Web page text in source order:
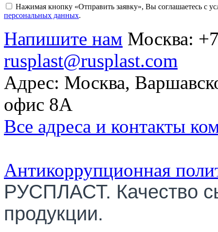
Нажимая кнопку «Отправить заявку», Вы соглашаетесь с
персональных данных.
Напишите нам Москва:
rusplast@rusplast.com
Адрес: Москва,
офис 8А
Все адреса и контакты
Антикоррупционная
РУСПЛАСТ. Качество
продукции.